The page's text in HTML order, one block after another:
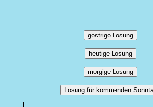
gestrige Losung
heutige Losung
morgige Losung
Losung für kommenden